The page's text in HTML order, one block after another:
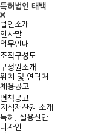
특허법인 태백
법인소개
인사말
업무안내
조직구성도
구성원소개
위치 및 연락처
채용공고
면책공고
지식재산권 소개
특허, 실용신안
디자인